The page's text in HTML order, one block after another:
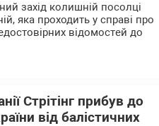
захід колишній посолці
яка проходить у справі про
відомостей до
Стрітінг прибув до
від балістичних